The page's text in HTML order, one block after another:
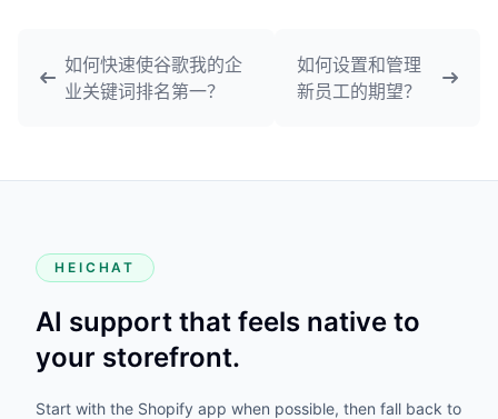
如何快速使谷歌我的企
业关键词排名第一？
如何设置和管理
新员工的期望？
HEICHAT
AI support that feels native to
your storefront.
Start with the Shopify app when possible, then fall back to